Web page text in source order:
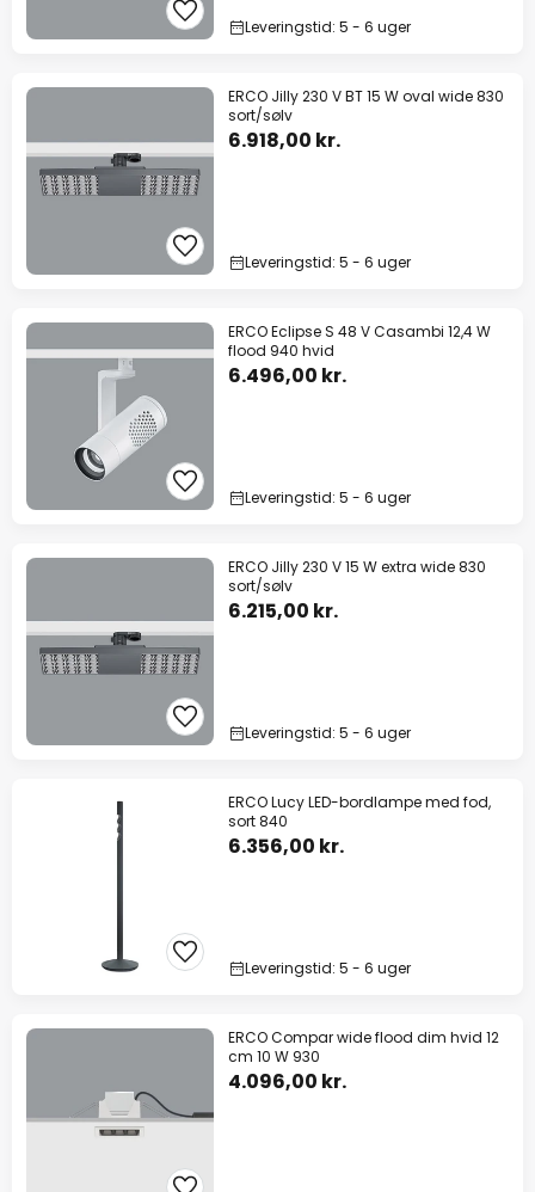
Leveringstid: 5 - 6 uger
ERCO Jilly 230 V BT 15 W oval wide 830
sort/sølv
6.918,00 kr.
Leveringstid: 5 - 6 uger
ERCO Eclipse S 48 V Casambi 12,4 W
flood 940 hvid
6.496,00 kr.
Leveringstid: 5 - 6 uger
ERCO Jilly 230 V 15 W extra wide 830
sort/sølv
6.215,00 kr.
Leveringstid: 5 - 6 uger
ERCO Lucy LED-bordlampe med fod,
sort 840
6.356,00 kr.
Leveringstid: 5 - 6 uger
ERCO Compar wide flood dim hvid 12
cm 10 W 930
4.096,00 kr.